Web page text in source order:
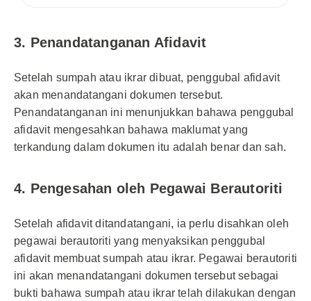
3. Penandatanganan Afidavit
Setelah sumpah atau ikrar dibuat, penggubal afidavit
akan menandatangani dokumen tersebut.
Penandatanganan ini menunjukkan bahawa penggubal
afidavit mengesahkan bahawa maklumat yang
terkandung dalam dokumen itu adalah benar dan sah.
4. Pengesahan oleh Pegawai Berautoriti
Setelah afidavit ditandatangani, ia perlu disahkan oleh
pegawai berautoriti yang menyaksikan penggubal
afidavit membuat sumpah atau ikrar. Pegawai berautoriti
ini akan menandatangani dokumen tersebut sebagai
bukti bahawa sumpah atau ikrar telah dilakukan dengan